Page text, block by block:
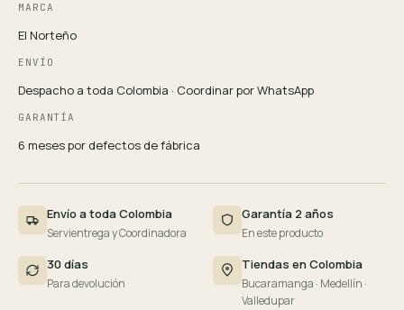
MARCA
El Norteño
ENVÍO
Despacho a toda Colombia · Coordinar por WhatsApp
GARANTÍA
6 meses por defectos de fábrica
Envío a toda Colombia
Servientrega y Coordinadora
Garantía 2 años
En este producto
30 días
Para devolución
Tiendas en Colombia
Bucaramanga · Medellín ·
Valledupar